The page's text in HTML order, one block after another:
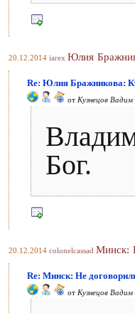
20.12.2014 iarex Юлия
Re: Юлия Бражникова:
от Кузнецов Вадим
Бог.
20.12.2014 colonelcassad Минск:
Re: Минск: Не
от Кузнецов Вадим